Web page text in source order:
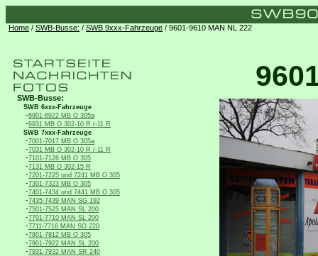
Home / SWB-Busse: / SWB 9xxx-Fahrzeuge / 9601-9610 MAN NL 222
SWB-Busse:
SWB 6xxx-Fahrzeuge
-6901-6922 MB O 305a
-6931 MB O 302-10 R /-11 R
SWB 7xxx-Fahrzeuge
-7001-7017 MB O 305a
-7031 MB O 302-10 R /-11 R
-7101-7126 MB O 305
-7131 MB O 302-15 R
-7201-7225 und 7241 MB O 305
-7301-7323 MB O 305
-7401-7434 und 7441 MB O 305
-7435-7439 MAN SG 192
-7501-7525 MAN SL 200
-7701-7710 MAN SL 200
-7711-7716 MAN SG 220
-7801-7812 MB O 305
-7901-7922 MAN SL 200
-7931-7932 MAN SR 240